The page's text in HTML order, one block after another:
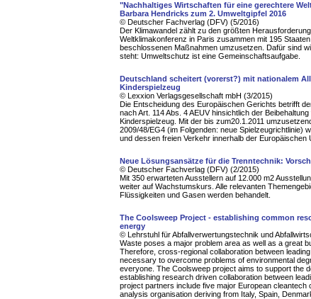
"Nachhaltiges Wirtschaften für eine gerechtere
Barbara Hendricks zum 2. Umweltgipfel 2016
© Deutscher Fachverlag (DFV) (5/2016)
Der Klimawandel zählt zu den größten
Weltklimakonferenz in Paris zusammen mit 195
beschlossenen Maßnahmen umzusetzen. Dafür sind
steht: Umweltschutz ist eine Gemeinschaftsaufgabe.
Deutschland scheitert (vorerst?) mit nationalem
Kinderspielzeug
© Lexxion Verlagsgesellschaft mbH (3/2015)
Die Entscheidung des Europäischen Gerichts betrifft
nach Art. 114 Abs. 4 AEUV hinsichtlich der
Kinderspielzeug. Mit der bis zum20.1.2011
2009/48/EG4 (im Folgenden: neue Spielzeugrichtlinie)
und dessen freien Verkehr innerhalb der Europäischen
Neue Lösungsansätze für die Trenntechnik:
© Deutscher Fachverlag (DFV) (2/2015)
Mit 350 erwarteten Ausstellern auf 12.000 m2
weiter auf Wachstumskurs. Alle relevanten
Flüssigkeiten und Gasen werden behandelt.
The Coolsweep Project - establishing common
energy
© Lehrstuhl für Abfallverwertungstechnik und
Waste poses a major problem area as well as a great
Therefore, cross-regional collaboration between
necessary to overcome problems of environmental
everyone. The Coolsweep project aims to support the
establishing research driven collaboration between
project partners include five major European
analysis organisation deriving from Italy, Spain,